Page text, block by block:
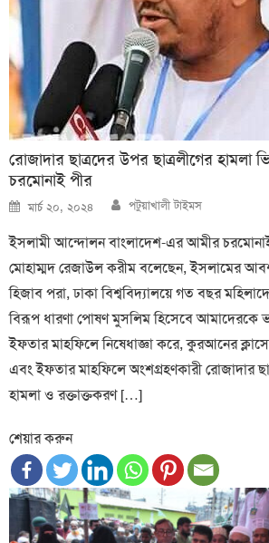
রোজাদার ছাত্রদের উপর ছাত্রলীগের হামলা
চরমোনাই পীর
Posted
on
মার্চ ২০, ২০২৪ Author
পটুয়াখালী টাইমস
ইসলামী আন্দোলন বাংলাদেশ-এর আমীর
মোহাম্মদ রেজাউল করীম বলেছেন, ইসলামের
হিজাব পরা, ঢাকা বিশ্ববিদ্যালয়ে গত বছর
বিরূপ ধারণা পোষণ মুসলিম হিসেবে আমাদেরকে
ইফতার মাহফিলে নিষেধাজ্ঞা করে, কুরআনের
এবং ইফতার মাহফিলে অংশগ্রহণকারী রোজাদার
হামলা ও রক্তাক্তকরণ […]
শেয়ার করুন